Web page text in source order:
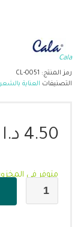
Cala
رمز المنتج: CL-0051
التصنيفات العناية بالشعر
4.50 د.ا
متوفر في